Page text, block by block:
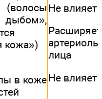
дыбом»,
кожа»)
в коже
Не влияет
Расширяет
лица
Не влияет